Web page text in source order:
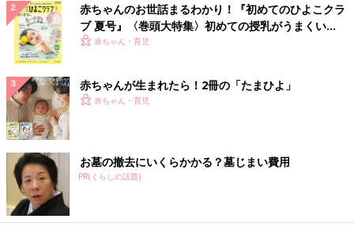
赤ちゃんのお世話まるわかり！『初めてのひよこクラ
ブ 夏号』〈巻頭大特集〉初めての授乳がうまくい
く！ おっぱい・ミルクの基本と夏のトラブル 解決テ
赤ちゃん・育児
赤ちゃんが生まれたら！2冊の「たまひよ」
赤ちゃん・育児
お墓の撤去にいくらかかる？墓じまい費用
PR(くらしの話題)